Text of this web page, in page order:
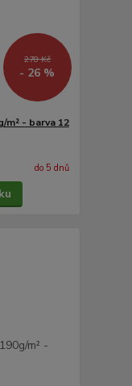
278 Kč
- 26 %
- barva 12
do 5 dnů